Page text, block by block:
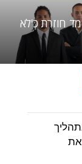
חוזרת כ'לא
את